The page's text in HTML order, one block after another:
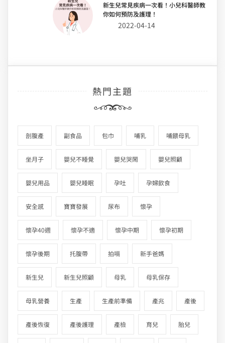
新生兒常見疾病一次看！小兒科醫師教
你如何預防及護理！
2022-04-14
熱門主題
剖腹產 副食品 包巾 哺乳 哺餵母乳
坐月子 嬰兒不睡覺 嬰兒哭鬧 嬰兒照顧
嬰兒用品 嬰兒睡眠 孕吐 孕婦飲食
安全感 寶寶發展 尿布 懷孕
懷孕40週 懷孕不適 懷孕中期 懷孕初期
懷孕後期 托腹帶 拍嗝 新手爸媽
新生兒 新生兒照顧 母乳 母乳保存
母乳營養 生產 生產前準備 產兆 產後
產後恢復 產後護理 產檢 育兒 胎兒